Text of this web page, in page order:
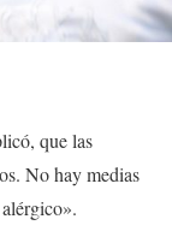
que las
No hay medias